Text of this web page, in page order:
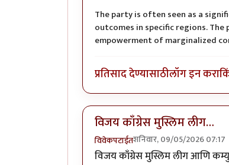
The party is often seen as a
outcomes in specific regions.
empowerment of marginalized
प्रतिसाद देण्यासाठीलॉग इन करा
विजय काँग्रेस मुस्लिम लीग…
विवेकपटाईतशनिवार, 09/05/2026 07:17
विजय काँग्रेस मुस्लिम लीग आणि